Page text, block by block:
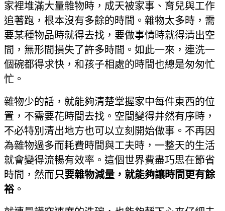
家裡堆滿大量雜物時，成天被家事、育兒與工作
追著跑，根本沒有多餘的時間。雜物太多時，需
要某種物品時就得去找，要做事情時就得清出空
間，無形間損失了許多時間。如此一來，連洗一
個碗都得求快，和孩子相處的時間也總是匆匆忙
忙。
雜物少的話，就能夠清楚掌握家中每件東西的位
置，不需要花時間去找。空間變得井然有序時，
不必特別清出地方也可以立刻開始做事。不再因
為雜物過多而耗費時間與工夫時，一整天的生活
就會變得流暢有效率。這個世界費盡巧思在節省
時間，然而只要雜物減量，就能夠讓時間更有餘
裕 。